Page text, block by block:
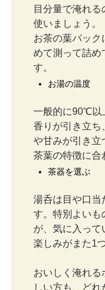
目分量で淹れ
使いましょう。
お茶の葉パック
めて測って詰め
す。
お湯の温度
一般的に90℃以
香りが引き立
や甘みが引き立
茶葉の特徴に
茶器を選ぶ
湯呑は目や口当
す。特別よいも
が、気に入って
楽しみがまた1
おいしく淹れる
しい方も、ど